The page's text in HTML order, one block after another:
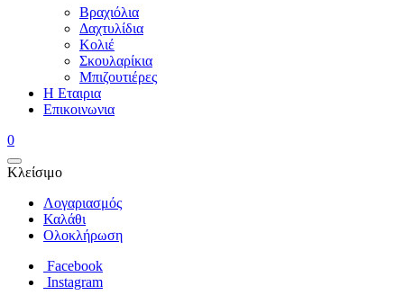
Βραχιόλια
Δαχτυλίδια
Κολιέ
Σκουλαρίκια
Μπιζουτιέρες
Η Εταιρια
Επικοινωνια
0
Κλείσιμο
Λογαριασμός
Καλάθι
Ολοκλήρωση
Facebook
Instagram